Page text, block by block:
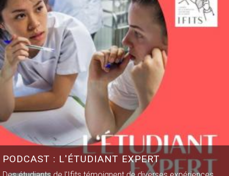
PODCAST : L'ÉTUDIANT EXPERT